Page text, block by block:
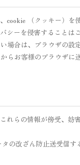
cookie （クッキー）
ーを侵害することは
場合は、ブラウザの設
らお客様のブラウザ
れらの情報が傍受、
の改ざん防止送受信